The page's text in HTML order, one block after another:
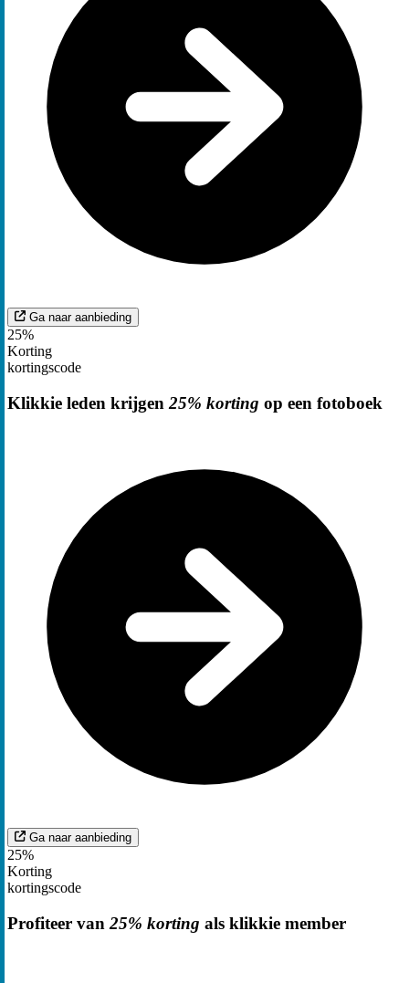
Ga naar aanbieding
25%
Korting
kortingscode
Klikkie leden krijgen 25% korting op een fotoboek
Ga naar aanbieding
25%
Korting
kortingscode
Profiteer van 25% korting als klikkie member